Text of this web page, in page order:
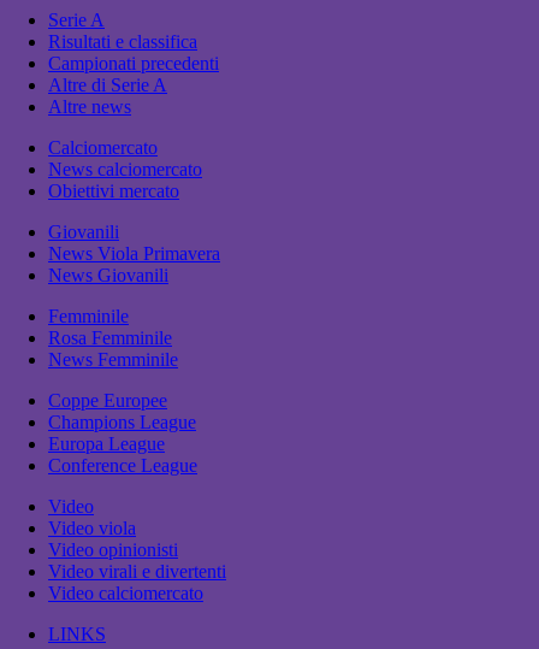
Serie A
Risultati e classifica
Campionati precedenti
Altre di Serie A
Altre news
Calciomercato
News calciomercato
Obiettivi mercato
Giovanili
News Viola Primavera
News Giovanili
Femminile
Rosa Femminile
News Femminile
Coppe Europee
Champions League
Europa League
Conference League
Video
Video viola
Video opinionisti
Video virali e divertenti
Video calciomercato
LINKS